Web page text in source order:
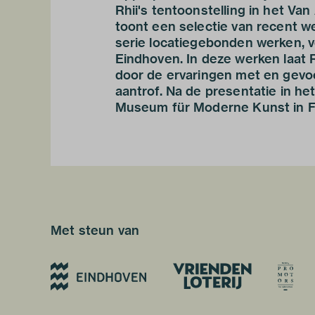
Rhii's tentoonstelling in het
toont een selectie van recent
serie locatiegebonden werken,
Eindhoven. In deze werken laat
door de ervaringen met en
aantrof. Na de presentatie in
Museum für Moderne Kunst in
Met steun van